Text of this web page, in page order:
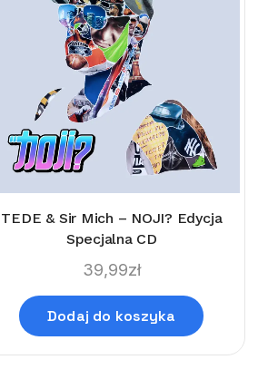
TEDE & Sir Mich – NOJI? Edycja
Specjalna CD
39,99zł
Dodaj do koszyka